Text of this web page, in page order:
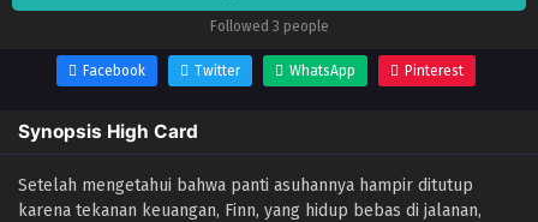
Followed 3 people
Facebook Twitter WhatsApp Pinterest
Synopsis High Card
Setelah mengetahui bahwa panti asuhannya hampir ditutup
karena tekanan keuangan, Finn, yang hidup bebas di jalanan,